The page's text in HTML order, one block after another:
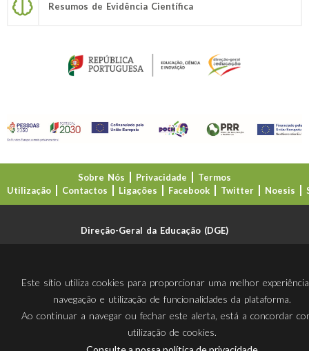
Resumos de Evidência Científica
Sobre Nós Privacidade
Termos
Utilização
Contactos Ligações Facebook Twitter Noesis
Direção-Geral da Educação (DGE)
Este sítio utiliza cookies para proporcionar uma melhor
navegação e utilização de funcionalidades da plataforma.
Ao continuar a navegar ou fechar este alerta, está a concordar
utilização de cookies.